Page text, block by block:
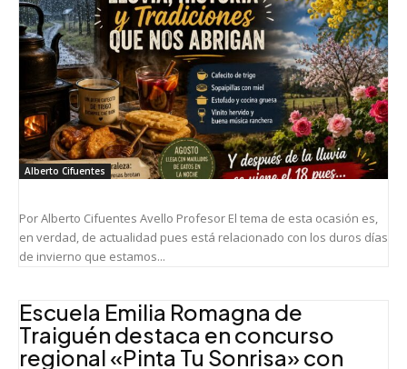
Alberto Cifuentes
Por Alberto Cifuentes Avello Profesor El tema de esta ocasión es,
en verdad, de actualidad pues está relacionado con los duros días
de invierno que estamos...
Escuela Emilia Romagna de
Traiguén destaca en concurso
regional «Pinta Tu Sonrisa» con